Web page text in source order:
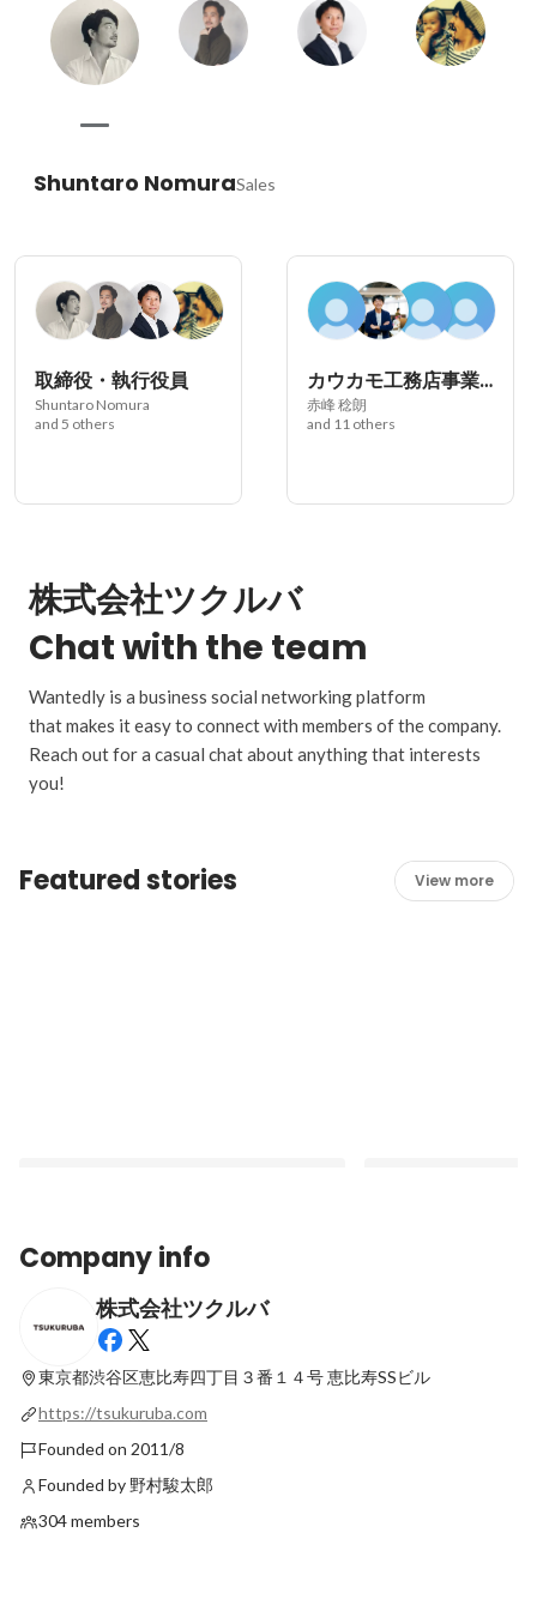
Shuntaro NomuraSales
取締役・執行役員
Shuntaro Nomura
and 5 others
カウカモ工務店事業部（株式会社カウカモ工務店）
赤峰 稔朗
and 11 others
株式会社ツクルバ
Chat with the team
Wantedly is a business social networking platform
that makes it easy to connect with members of the company.
Reach out for a casual chat about anything that interests
you!
Featured stories View more
「住まいの『かえる』を、もっと自由
に。」施工の内製化が切り拓く、カウカモ
工務店の新しい挑戦。
Latest
Company info
株式会社ツクルバ
東京都渋谷区恵比寿四丁目３番１４号恵比寿SSビル
https://tsukuruba.com
Founded on 2011/8
Founded by 野村駿太郎
304 members